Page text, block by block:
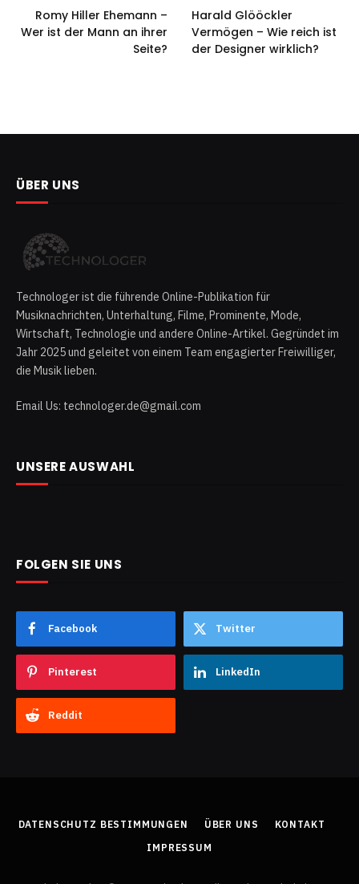
Romy Hiller Ehemann –
Wer ist der Mann an ihrer
Seite?
Harald Glööckler
Vermögen – Wie reich ist
der Designer wirklich?
ÜBER UNS
Technologer ist die führende Online-Publikation für
Musiknachrichten, Unterhaltung, Filme, Prominente, Mode,
Wirtschaft, Technologie und andere Online-Artikel. Gegründet im
Jahr 2025 und geleitet von einem Team engagierter Freiwilliger,
die Musik lieben.
Email Us: technologer.de@gmail.com
UNSERE AUSWAHL
FOLGEN SIE UNS
Facebook Twitter
Pinterest LinkedIn
Reddit
DATENSCHUTZ BESTIMMUNGEN ÜBER UNS
KONTAKT
IMPRESSUM